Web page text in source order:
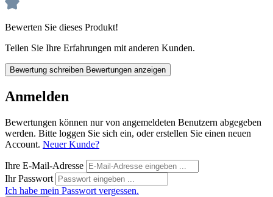
Bewerten Sie dieses Produkt!
Teilen Sie Ihre Erfahrungen mit anderen Kunden.
Bewertung schreiben Bewertungen anzeigen
Anmelden
Bewertungen können nur von angemeldeten Benutzern abgegeben
werden. Bitte loggen Sie sich ein, oder erstellen Sie einen neuen
Account. Neuer Kunde?
Ihre E-Mail-Adresse
Ihr Passwort
Ich habe mein Passwort vergessen.